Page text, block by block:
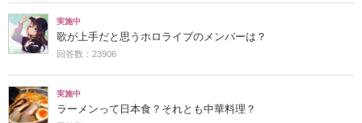
実施中
歌が上手だと思うホロライブのメンバーは？
回答数：23906
実施中
ラーメンって日本食？それとも中華料理？